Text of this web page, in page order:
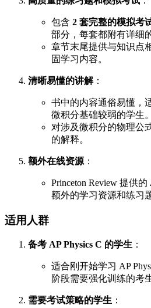
包含 2 套完整的模拟考
部分，每套都附有详细
章节末尾提供与知识点
固学习内容。
清晰易懂的讲解：
书中的内容通俗易懂，
微积分基础较弱的学生。
对涉及微积分的物理公
的解释。
额外在线资源 ：
Princeton Review 提供的
额外的学习资源和练习
适用人群
备考 AP Physics C 的学生 ：
适合刚开始学习 AP
阶段需要强化训练的考
需要考试策略的学生 ：